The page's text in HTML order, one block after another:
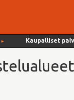
► Kaupalliset